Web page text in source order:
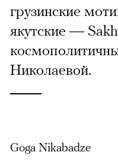
грузинские
якутские —
Николаевой.
Goga Nikabadze